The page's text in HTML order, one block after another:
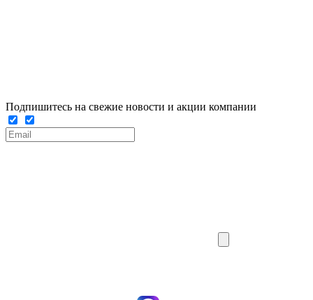
Подпишитесь на свежие новости и акции компании